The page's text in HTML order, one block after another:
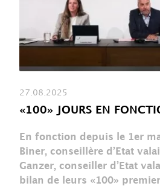
27.08.2025
«100» JOURS EN
En fonction depuis le 1er
Biner, conseillère d’Etat
Ganzer, conseiller d’Etat
bilan de leurs «100»